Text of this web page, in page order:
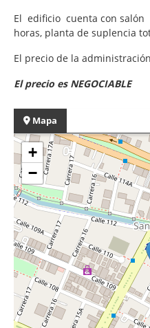
El edificio cuenta con salón
horas, planta de suplencia
El precio de la
El precio es NEGOCIABLE
Mapa
+
−